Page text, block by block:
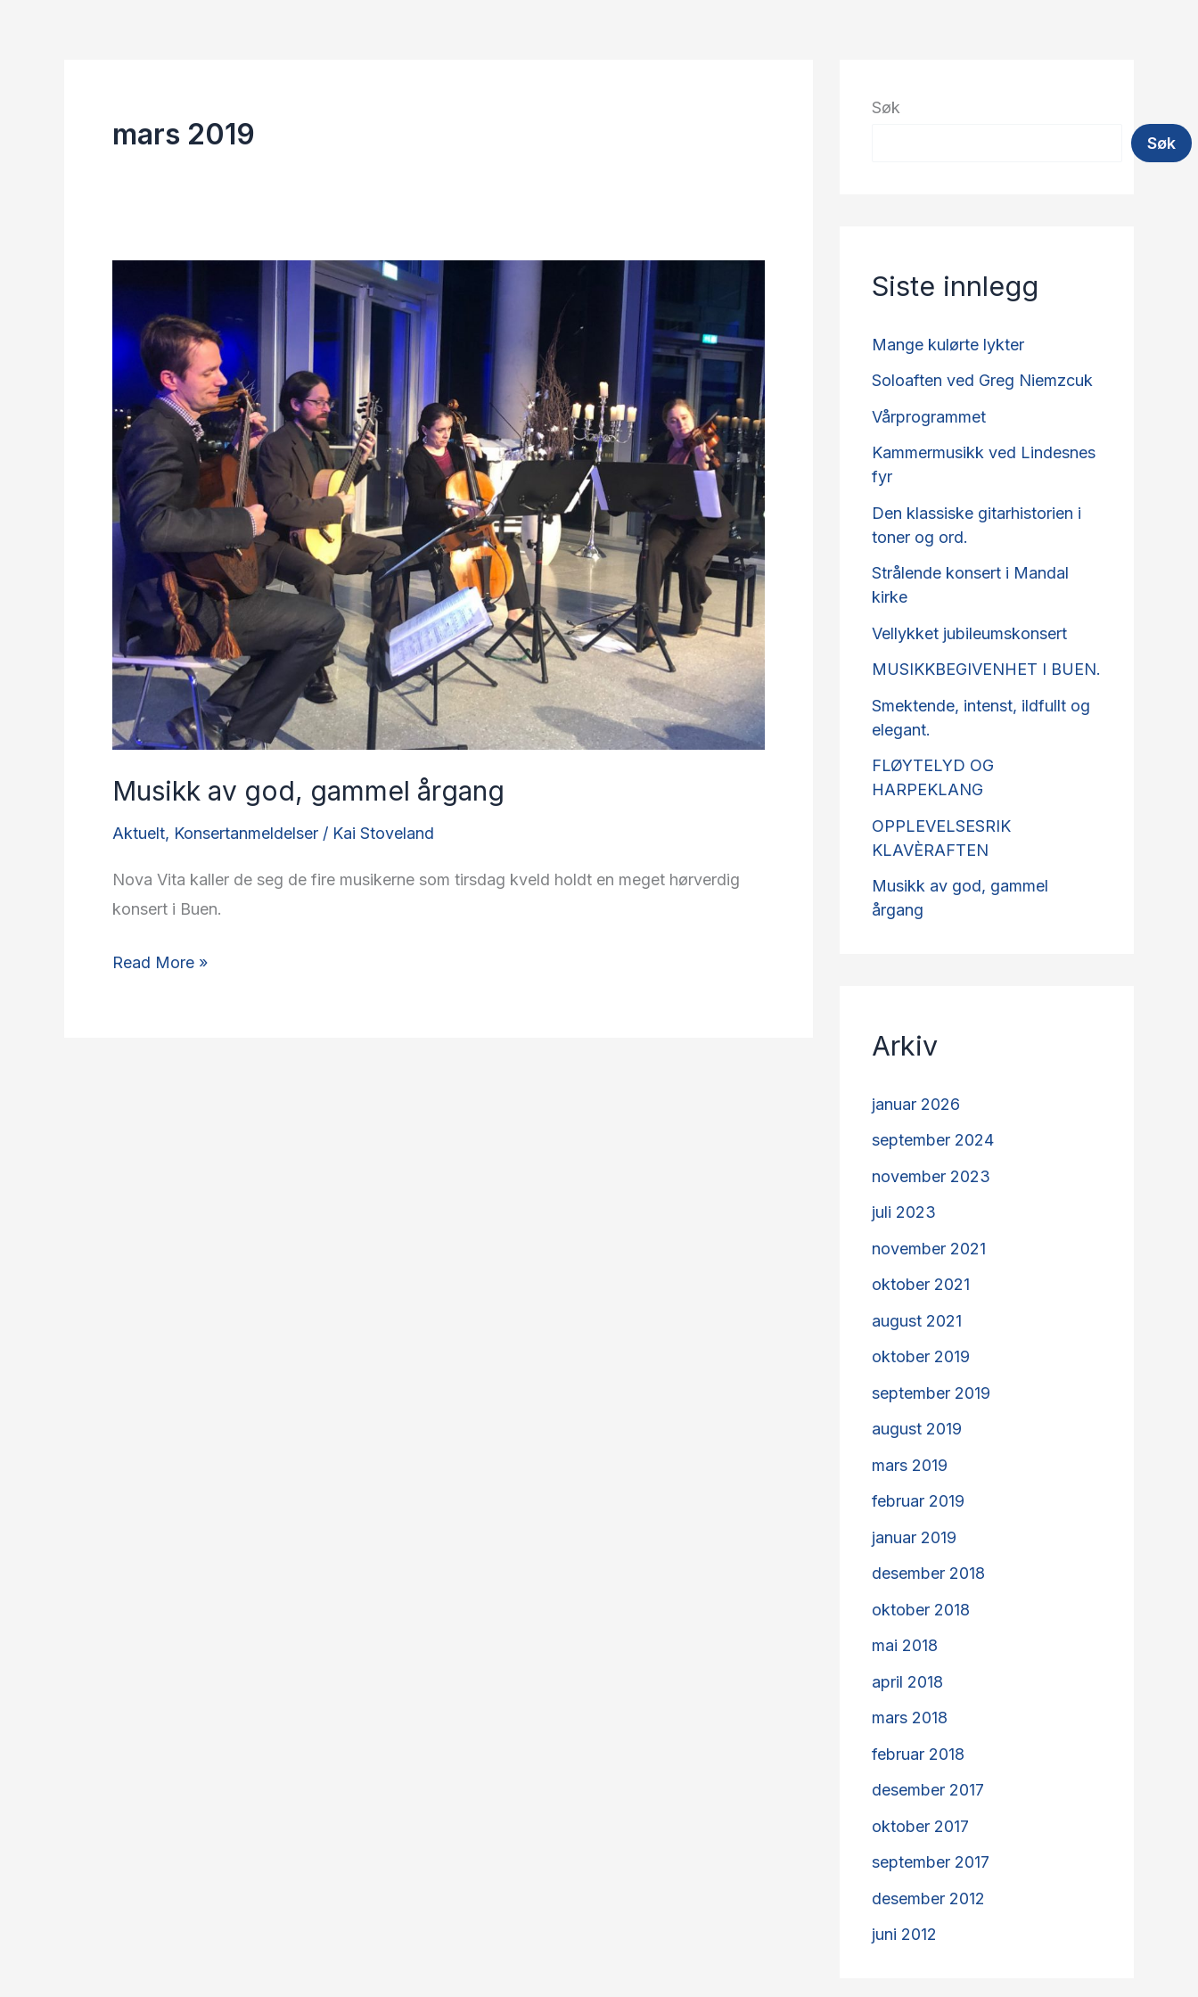
mars 2019
Musikk av god, gammel årgang
Aktuelt, Konsertanmeldelser / Kai Stoveland
Nova Vita kaller de seg de fire musikerne som tirsdag kveld holdt en meget hørverdig
konsert i Buen.
Musikk
Read More »
Søk
Søk
Siste innlegg
Mange kulørte lykter
Soloaften ved Greg Niemzcuk
Vårprogrammet
Kammermusikk ved Lindesnes
fyr
Den klassiske gitarhistorien i
toner og ord.
Strålende konsert i Mandal
kirke
Vellykket jubileumskonsert
MUSIKKBEGIVENHET I BUEN.
Smektende, intenst, ildfullt og
elegant.
FLØYTELYD OG
HARPEKLANG
OPPLEVELSESRIK
KLAVÈRAFTEN
Musikk av god, gammel
årgang
Arkiv
januar 2026
september 2024
november 2023
juli 2023
november 2021
oktober 2021
august 2021
oktober 2019
september 2019
august 2019
mars 2019
februar 2019
januar 2019
desember 2018
oktober 2018
mai 2018
april 2018
mars 2018
februar 2018
desember 2017
oktober 2017
september 2017
desember 2012
juni 2012